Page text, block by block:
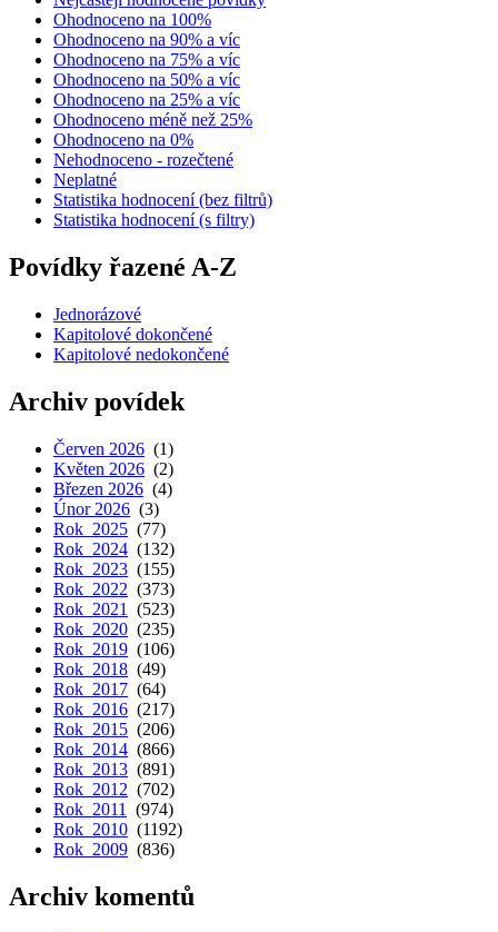
Ohodnoceno na 100%
Ohodnoceno na 90% a víc
Ohodnoceno na 75% a víc
Ohodnoceno na 50% a víc
Ohodnoceno na 25% a víc
Ohodnoceno méně než 25%
Ohodnoceno na 0%
Nehodnoceno - rozečtené
Neplatné
Statistika hodnocení (bez filtrů)
Statistika hodnocení (s filtry)
Povídky řazené A-Z
Jednorázové
Kapitolové dokončené
Kapitolové nedokončené
Archiv povídek
Červen 2026 (1)
Květen 2026 (2)
Březen 2026 (4)
Únor 2026 (3)
Rok 2025 (77)
Rok 2024 (132)
Rok 2023 (155)
Rok 2022 (373)
Rok 2021
(523)
Rok 2020 (235)
Rok 2019 (106)
Rok 2018 (49)
Rok 2017 (64)
Rok 2016 (217)
Rok 2015 (206)
Rok 2014 (866)
Rok 2013 (891)
Rok 2012 (702)
Rok 2011
(974)
Rok 2010 (1192)
Rok 2009 (836)
Archiv komentů